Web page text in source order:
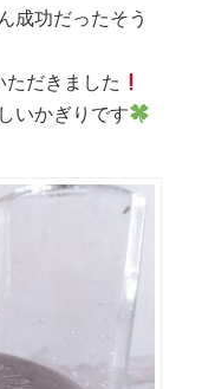
成功だったそう
だきました
いかぎりです